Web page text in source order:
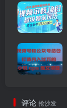
评论 抢沙发